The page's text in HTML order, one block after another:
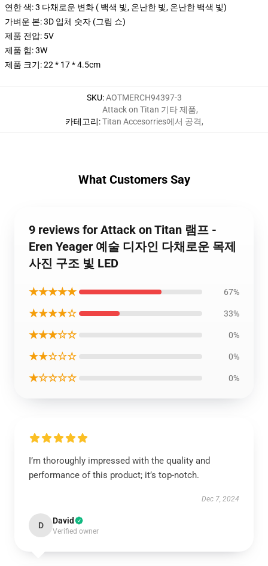
연한 색: 3 다채로운 변화 ( 백색 빛, 온난한 빛, 온난한 백색 빛)
가벼운 본: 3D 입체 숫자 (그림 쇼)
제품 전압: 5V
제품 힘: 3W
제품 크기: 22 * 17 * 4.5cm
SKU:AOTMERCH94397-3
카테고리:
Attack on Titan 기타 제품,
Titan Accesorries에서 공격,
What Customers Say
9 reviews for Attack on Titan 램프 -
Eren Yeager 예술 디자인 다채로운 목제
사진 구조 빛 LED
★★★★★ 67%
★★★★☆ 33%
★★★☆☆ 0%
★★☆☆☆ 0%
★☆☆☆☆ 0%
I’m thoroughly impressed with the quality and
performance of this product; it’s top-notch.
Dec 7, 2024
D David
Verified owner